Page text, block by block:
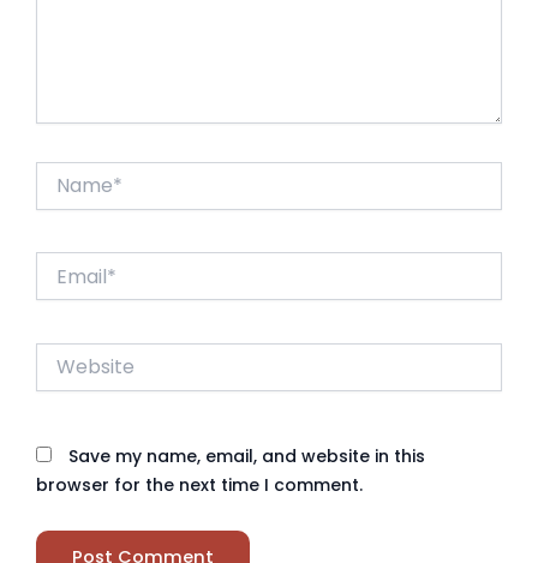
Website
Save my name, email, and website in this
browser for the next time I comment.